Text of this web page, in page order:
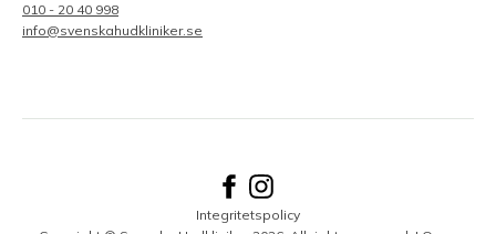
010 - 20 40 998
info@svenskahudkliniker.se
Integritetspolicy